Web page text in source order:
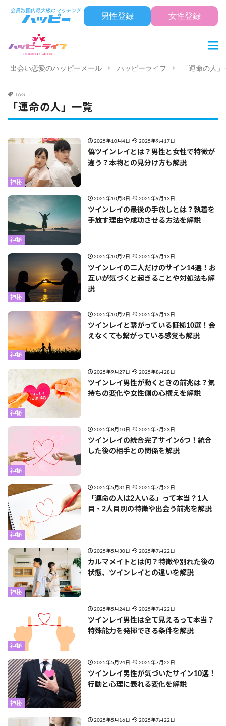
男性登録 女性登録
出会い恋愛のハッピーメール ハッピーライフ 「運命の人
TAG
「運命の人」一覧
神秘
2025年10月4日 2025年9月17日
偽ツインレイとは？男性と女性で特徴が
違う？本物との見分け方も解説
神秘
2025年10月3日 2025年9月13日
ツインレイの最後の手放しとは？執着を
手放す理由や成功させる方法を解説
神秘
2025年10月2日 2025年9月13日
ツインレイの二人だけのサイン14選！お
互いが気づくと起きることや対処法も解
説
神秘
2025年10月2日 2025年9月13日
ツインレイと繋がっている証拠10選！会
えなくても繋がっている感覚も解説
神秘
2025年9月27日 2025年8月28日
ツインレイ男性が動くときの前兆は？気
持ちの変化や女性側の心構えを解説
神秘
2025年8月10日 2025年7月23日
ツインレイの統合完了サイン6つ！統合
した後の相手との関係を解説
神秘
2025年5月31日 2025年7月22日
「運命の人は2人いる」って本当？1人
目・2人目別の特徴や出会う前兆を解説
神秘
2025年5月30日 2025年7月22日
カルマメイトとは何？特徴や別れた後の
状態、ツインレイとの違いを解説
神秘
2025年5月24日 2025年7月22日
ツインレイ男性は全て見えるって本当？
特殊能力を発揮できる条件を解説
神秘
2025年5月24日 2025年7月22日
ツインレイ男性が気づいたサイン10選！
行動と心理に表れる変化を解説
2025年5月16日 2025年7月22日